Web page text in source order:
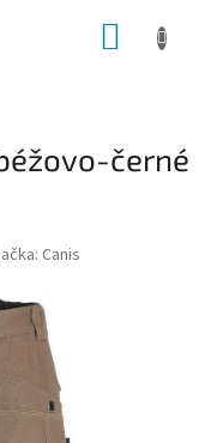
černé
Canis